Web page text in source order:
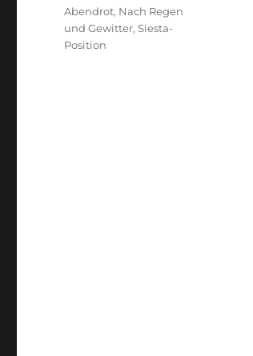
Schlagwörter
Abendrot, Nach Regen
und Gewitter,Siesta-
Position